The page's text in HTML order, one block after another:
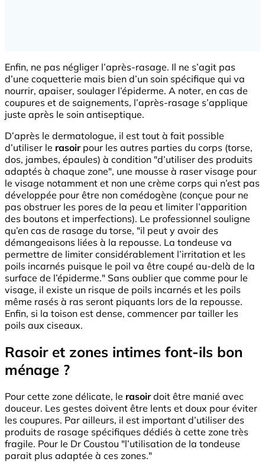
Enfin, ne pas négliger l’après-rasage. Il ne s’agit pas
d’une coquetterie mais bien d’un soin spécifique qui va
nourrir, apaiser, soulager l’épiderme. A noter, en cas de
coupures et de saignements, l’après-rasage s’applique
juste après le soin antiseptique.
D’après le dermatologue, il est tout à fait possible
d’utiliser le rasoirpour les autres parties du corps (torse,
dos, jambes, épaules) à condition "d’utiliser des produits
adaptés à chaque zone", une mousse à raser visage pour
le visage notamment et non une crème corps qui n’est pas
développée pour être non comédogène (conçue pour ne
pas obstruer les pores de la peau et limiter l’apparition
des boutons et imperfections). Le professionnel souligne
qu’en cas de rasage du torse, "il peut y avoir des
démangeaisons liées à la repousse. La tondeuse va
permettre de limiter considérablement l’irritation et les
poils incarnés puisque le poil va être coupé au-delà de la
surface de l’épiderme." Sans oublier que comme pour le
visage, il existe un risque de poils incarnés et les poils
même rasés à ras seront piquants lors de la repousse.
Enfin, si la toison est dense, commencer par tailler les
poils aux ciseaux.
Rasoir et zones intimes font-ils bon
ménage ?
Pour cette zone délicate, le rasoirdoit être manié avec
douceur. Les gestes doivent être lents et doux pour éviter
les coupures. Par ailleurs, il est important d’utiliser des
produits de rasage spécifiques dédiés à cette zone très
fragile. Pour le Dr Coustou "l’utilisation de la tondeuse
parait plus adaptée à ces zones."